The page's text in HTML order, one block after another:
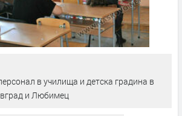
в училища и детска градина в
и Любимец